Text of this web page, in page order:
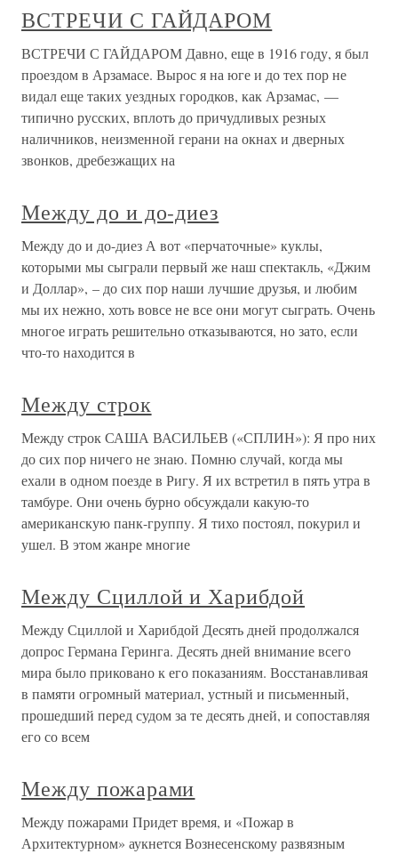
ВСТРЕЧИ С ГАЙДАРОМ
ВСТРЕЧИ С ГАЙДАРОМ Давно, еще в 1916 году, я был
проездом в Арзамасе. Вырос я на юге и до тех пор не
видал еще таких уездных городков, как Арзамас, —
типично русских, вплоть до причудливых резных
наличников, неизменной герани на окнах и дверных
звонков, дребезжащих на
Между до и до-диез
Между до и до-диез А вот «перчаточные» куклы,
которыми мы сыграли первый же наш спектакль, «Джим
и Доллар», – до сих пор наши лучшие друзья, и любим
мы их нежно, хоть вовсе не все они могут сыграть. Очень
многое играть решительно отказываются, но зато, если
что-то находится в
Между строк
Между строк САША ВАСИЛЬЕВ («СПЛИН»): Я про них
до сих пор ничего не знаю. Помню случай, когда мы
ехали в одном поезде в Ригу. Я их встретил в пять утра в
тамбуре. Они очень бурно обсуждали какую-то
американскую панк-группу. Я тихо постоял, покурил и
ушел. В этом жанре многие
Между Сциллой и Харибдой
Между Сциллой и Харибдой Десять дней продолжался
допрос Германа Геринга. Десять дней внимание всего
мира было приковано к его показаниям. Восстанавливая
в памяти огромный материал, устный и письменный,
прошедший перед судом за те десять дней, и сопоставляя
его со всем
Между пожарами
Между пожарами Придет время, и «Пожар в
Архитектурном» аукнется Вознесенскому развязным